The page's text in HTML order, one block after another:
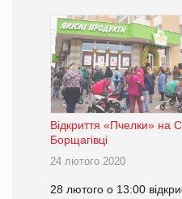
Відкриття «Пчелки» на
Борщагівці
24 лютого 2020
28 лютого о 13:00